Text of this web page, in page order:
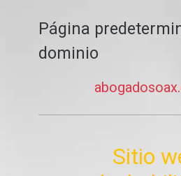
Página
dominio
Sitio